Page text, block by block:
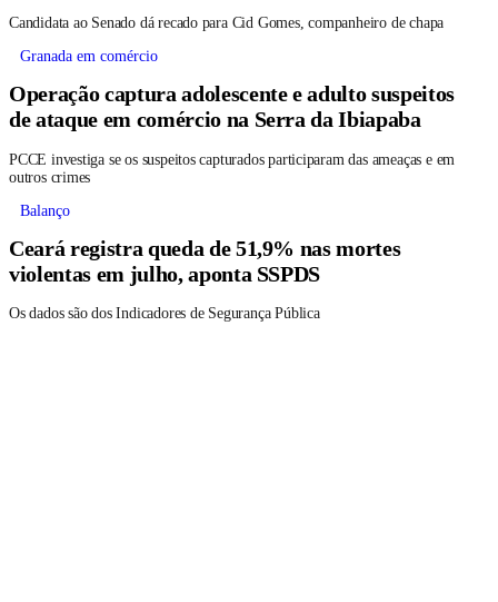
Candidata ao Senado dá recado para Cid Gomes, companheiro de chapa
Granada em comércio
Operação captura adolescente e adulto suspeitos
de ataque em comércio na Serra da Ibiapaba
PCCE investiga se os suspeitos capturados participaram das ameaças e em
outros crimes
Balanço
Ceará registra queda de 51,9% nas mortes
violentas em julho, aponta SSPDS
Os dados são dos Indicadores de Segurança Pública